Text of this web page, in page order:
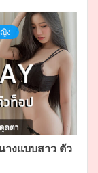
ง
างแบบสาว ตัว